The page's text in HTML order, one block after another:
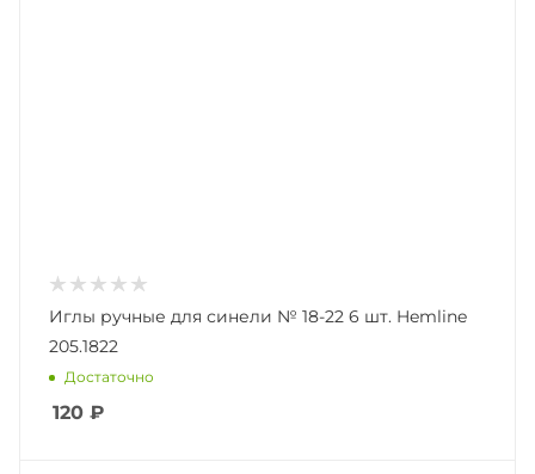
Иглы ручные для синели № 18-22 6 шт. Hemline
205.1822
Достаточно
120 ₽